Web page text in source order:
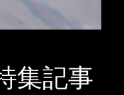
集記事